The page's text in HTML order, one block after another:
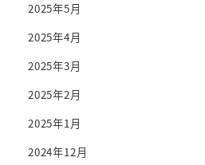
2025年5月
2025年4月
2025年3月
2025年2月
2025年1月
2024年12月